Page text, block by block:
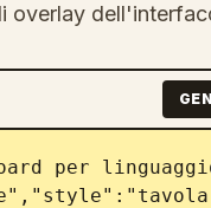
overlay
per